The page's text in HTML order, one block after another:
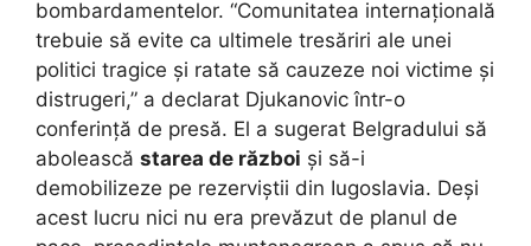
bombardamentelor. “Comunitatea internațională
trebuie să evite ca ultimele tresăriri ale unei
politici tragice și ratate să cauzeze noi victime și
distrugeri,” a declarat Djukanovic într-o
conferință de presă. El a sugerat Belgradului să
abolească starea de război și să-i
demobilizeze pe rezerviștii din Iugoslavia. Deși
acest lucru nici nu era prevăzut de planul de